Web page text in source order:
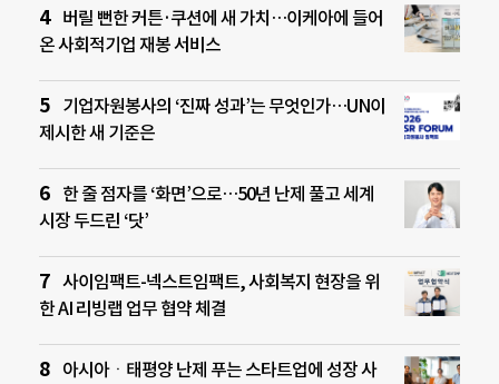
버릴 뻔한 커튼·쿠션에 새 가치…이케아에 들어
온 사회적기업 재봉 서비스
기업자원봉사의 ‘진짜 성과’는 무엇인가…UN이
제시한 새 기준은
한 줄 점자를 ‘화면’으로…50년 난제 풀고 세계
시장 두드린 ‘닷’
사이임팩트-넥스트임팩트, 사회복지 현장을 위
한 AI 리빙랩 업무 협약 체결
아시아ㆍ태평양 난제 푸는 스타트업에 성장 사